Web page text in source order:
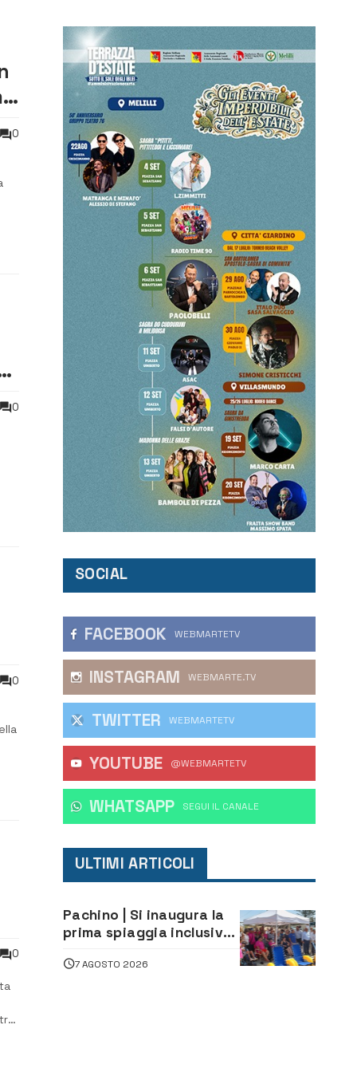
0
0
0
0
SOCIAL
FACEBOOK WEBMARTETV
INSTAGRAM WEBMARTE.TV
TWITTER WEBMARTETV
YOUTUBE @WEBMARTETV
WHATSAPP ‎SEGUI IL CANALE
ULTIMI ARTICOLI
Pachino | Si inaugura la
prima spiaggia inclusiva
assistenza e prevenzione
7 AGOSTO 2026